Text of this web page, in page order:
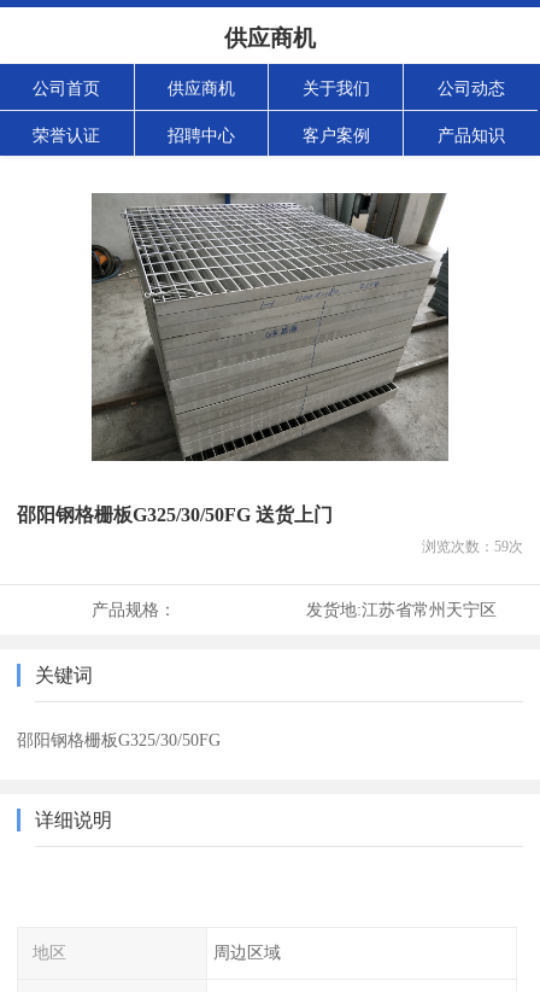
供应商机
公司首页 供应商机 关于我们 公司动态
荣誉认证 招聘中心 客户案例 产品知识
邵阳钢格栅板G325/30/50FG 送货上门
浏览次数： 59次
产品规格： 发货地:江苏省常州天宁区
关键词
邵阳钢格栅板G325/30/50FG
详细说明
地区 周边区域